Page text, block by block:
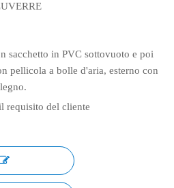
sacchetto in PVC sottovuoto e poi
pellicola a bolle d'aria, esterno con
requisito del cliente